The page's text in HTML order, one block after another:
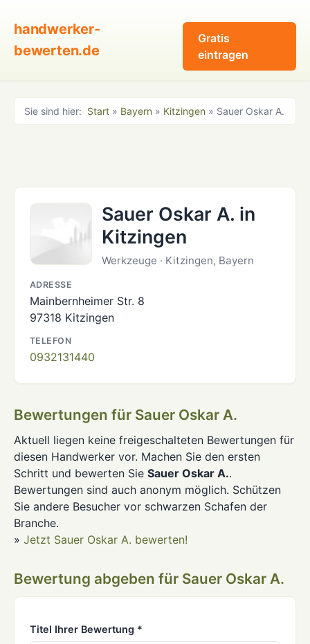
handwerker-
bewerten.de
Gratis
eintragen
Sie sind hier: Start » Bayern » Kitzingen » Sauer Oskar A.
Sauer Oskar A. in
Kitzingen
Werkzeuge · Kitzingen, Bayern
ADRESSE
Mainbernheimer Str. 8
97318 Kitzingen
TELEFON
0932131440
Bewertungen für Sauer Oskar A.
Aktuell liegen keine freigeschalteten Bewertungen für
diesen Handwerker vor. Machen Sie den ersten
Schritt und bewerten Sie Sauer Oskar A..
Bewertungen sind auch anonym möglich. Schützen
Sie andere Besucher vor schwarzen Schafen der
Branche.
» Jetzt Sauer Oskar A. bewerten!
Bewertung abgeben für Sauer Oskar A.
Titel Ihrer Bewertung *